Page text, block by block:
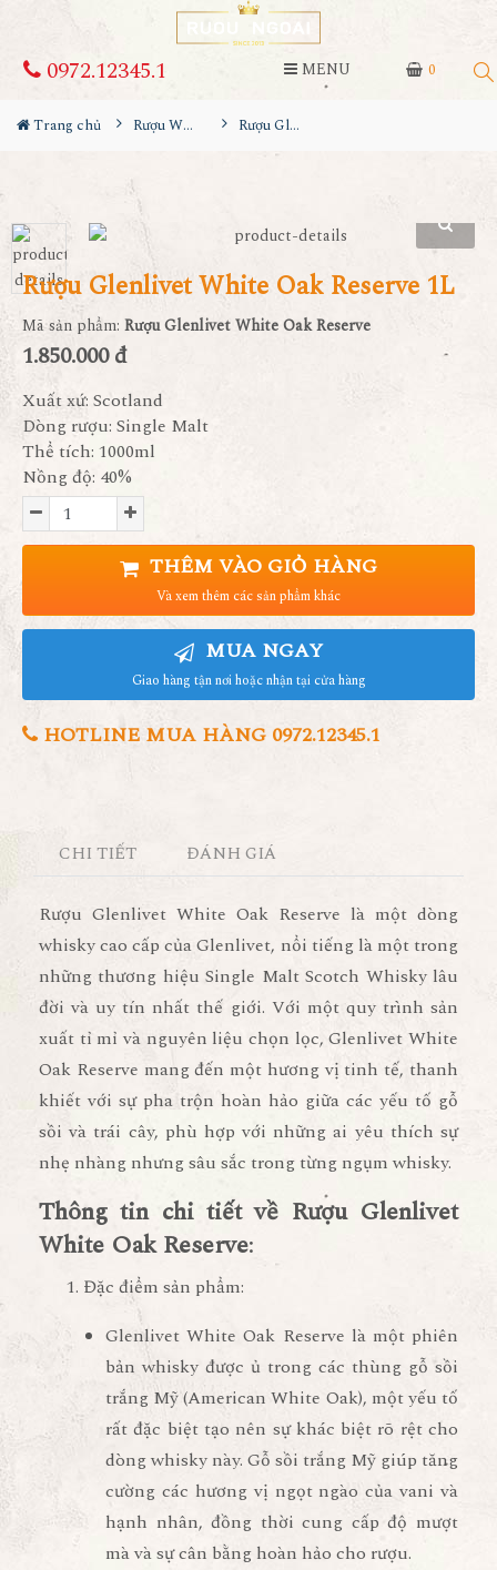
0
0972.12345.1 MENU
Trang chủ Rượu Whisky Rượu Glenlivet White Oak Reserve 1L
Rượu Glenlivet White Oak Reserve 1L
Mã sản phẩm: Rượu Glenlivet White Oak Reserve
1.850.000 đ
Xuất xứ: Scotland
Dòng rượu: Single Malt
Thể tích: 1000ml
Nồng độ: 40%
THÊM VÀO GIỎ HÀNG
Và xem thêm các sản phẩm khác
MUA NGAY
Giao hàng tận nơi hoặc nhận tại cửa hàng
HOTLINE MUA HÀNG 0972.12345.1
CHI TIẾT ĐÁNH GIÁ
Rượu Glenlivet White Oak Reserve là một dòng
whisky cao cấp củaGlenlivet, nổi tiếng là một trong
những thương hiệuSingle Malt Scotch Whiskylâu
đời và uy tín nhất thế giới. Với một quy trình sản
xuất tỉ mỉ và nguyên liệu chọn lọc,Glenlivet White
Oak Reserve mang đến một hương vị tinh tế, thanh
khiết với sự pha trộn hoàn hảo giữa các yếu tố gỗ
sồi và trái cây, phù hợp với những ai yêu thích sự
nhẹ nhàng nhưng sâu sắc trong từng ngụm whisky.
Thông tin chi tiết về Rượu Glenlivet
White Oak Reserve:
Đặc điểm sản phẩm:
Glenlivet White Oak Reserve là một phiên
bản whisky được ủ trong các thùng gỗ sồi
trắng Mỹ (American White Oak), một yếu tố
rất đặc biệt tạo nên sự khác biệt rõ rệt cho
dòng whisky này. Gỗ sồi trắng Mỹ giúp tăng
cường các hương vị ngọt ngào của vani và
hạnh nhân, đồng thời cung cấp độ mượt
mà và sự cân bằng hoàn hảo cho rượu.